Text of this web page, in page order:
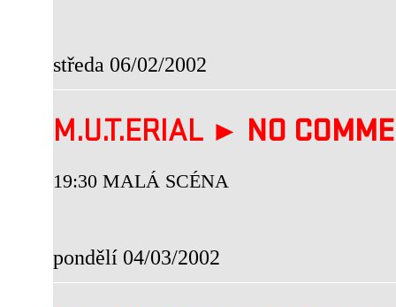
středa 06/02/2002
M.U.T.ERIAL ► NO
19:30 MALÁ SCÉNA
pondělí 04/03/2002